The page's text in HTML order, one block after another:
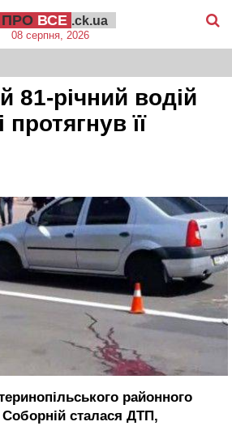
ПРО ВСЕ .ck.ua
08 серпня, 2026
81-річний водій
протягнув її
районного
Соборній сталася ДТП,